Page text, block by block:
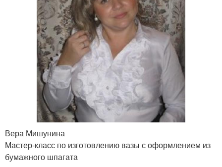
Вера Мишунина
Мастер-класс по изготовлению вазы с оформлением из
бумажного шпагата